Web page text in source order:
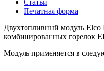
Статьи
Печатная форма
Двухтопливный модуль Elco
комбинированных горелок
Модуль применяется в